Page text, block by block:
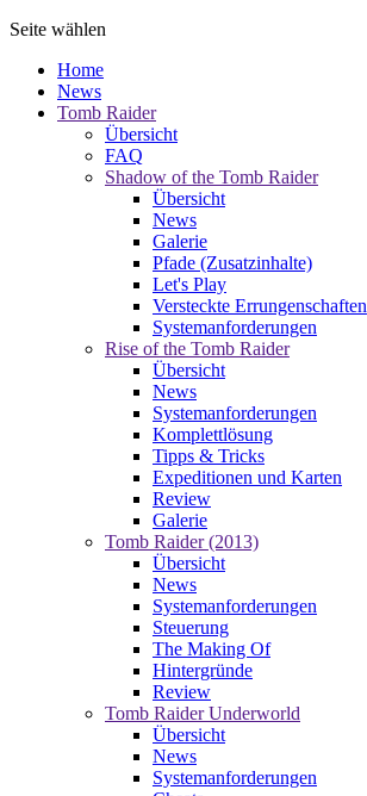
Seite wählen
Home
News
Tomb Raider
Übersicht
FAQ
Shadow of the Tomb Raider
Übersicht
News
Galerie
Pfade (Zusatzinhalte)
Let's Play
Versteckte Errungenschaften
Systemanforderungen
Rise of the Tomb Raider
Übersicht
News
Systemanforderungen
Komplettlösung
Tipps & Tricks
Expeditionen und Karten
Review
Galerie
Tomb Raider (2013)
Übersicht
News
Systemanforderungen
Steuerung
The Making Of
Hintergründe
Review
Tomb Raider Underworld
Übersicht
News
Systemanforderungen